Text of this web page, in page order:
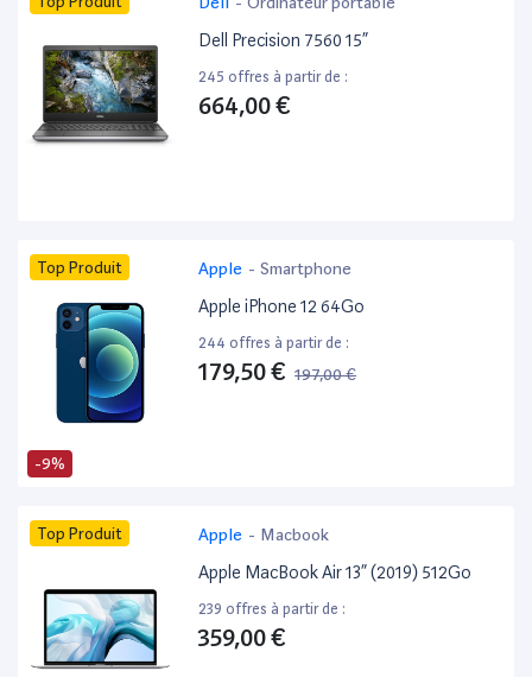
Dell Precision 7560 15”
245 offres à partir de :
664,00 €
-9%
Top Produit Apple - Smartphone
Apple iPhone 12 64Go
244 offres à partir de :
179,50 € 197,00 €
Top Produit Apple - Macbook
Apple MacBook Air 13” (2019) 512Go
239 offres à partir de :
359,00 €